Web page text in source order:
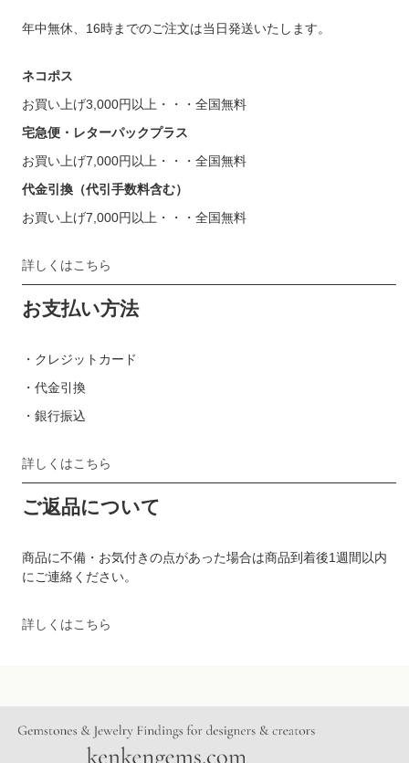
年中無休、16時までのご注文は当日発送いたします。
ネコポス
お買い上げ3,000円以上・・・全国無料
宅急便・レターパックプラス
お買い上げ7,000円以上・・・全国無料
代金引換（代引手数料含む）
お買い上げ7,000円以上・・・全国無料
詳しくはこちら
お支払い方法
・クレジットカード
・代金引換
・銀行振込
詳しくはこちら
ご返品について
商品に不備・お気付きの点があった場合は商品到着後1週間以内
にご連絡ください。
詳しくはこちら